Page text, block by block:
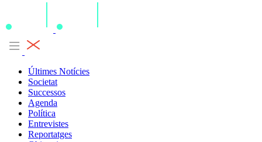
Últimes Notícies
Societat
Successos
Agenda
Política
Entrevistes
Reportatges